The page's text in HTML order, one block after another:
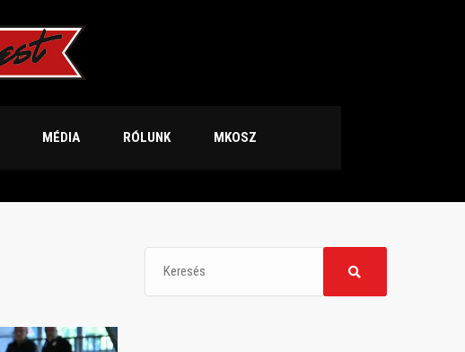
MÉDIA RÓLUNK MKOSZ